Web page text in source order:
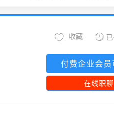
收藏
付费企业会员
在线职聊